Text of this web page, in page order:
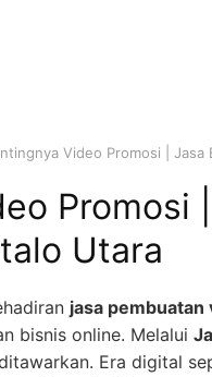
Video Promosi |
Promosi
Utara
jasa
bisnis online. Melalui
Era digital